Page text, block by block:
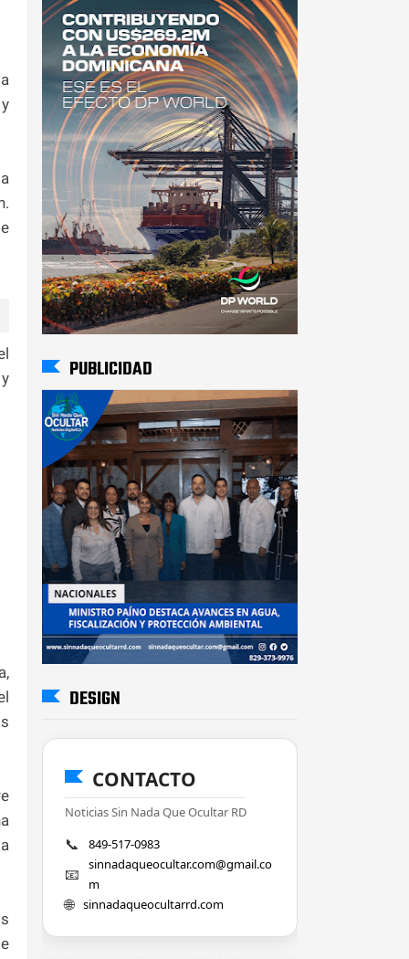
PUBLICIDAD
DESIGN
CONTACTO
Noticias Sin Nada Que Ocultar RD
📞 849-517-0983
📧
sinnadaqueocultar.com@gmail.co
m
🌐 sinnadaqueocultarrd.com